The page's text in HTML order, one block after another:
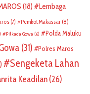
(18)
Lembaga
(7) Pemkot Makassar (8)
Pilkada Gowa (6)
Polda Maluku
(31)
Polres Maros
Sengeketa Lahan
Keadilan(26)